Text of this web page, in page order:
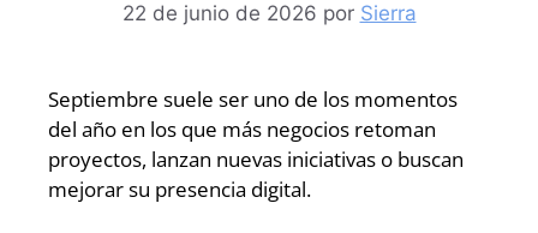
22 de junio de 2026 por Sierra
Septiembre suele ser uno de los momentos
del año en los que más negocios retoman
proyectos, lanzan nuevas iniciativas o buscan
mejorar su presencia digital.